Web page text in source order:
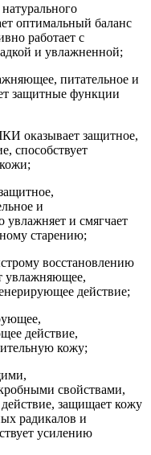
оптимальный баланс
работает с
и увлажненной;
питательное и
защитные функции
защитное,
способствует
и
увлажняет и смягчает
старению;
восстановлению
увлажняющее,
действие;
действие,
кожу;
свойствами,
защищает кожу
радикалов и
усилению